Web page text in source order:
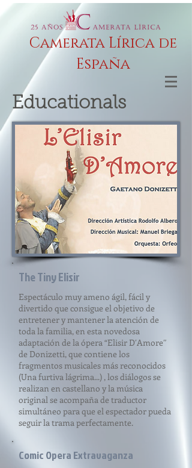
Camerata Lírica de
España
Educationals
The Tiny Elisir
Espectáculo muy ameno ágil, fácil y
divertido que consigue el objetivo de
entretener y mantener la atención de
toda la familia, en esta novedosa
adaptación de la ópera “Elisir D′Amore″
de Donizetti, que contiene los
fragmentos musicales más reconocidos
(Una furtiva lágrima...) , los diálogos se
realizan en castellano y la música
original se acompaña de traductor
simultáneo para que el espectador pueda
seguir la trama perfectamente.
Comic Opera Extravaganza